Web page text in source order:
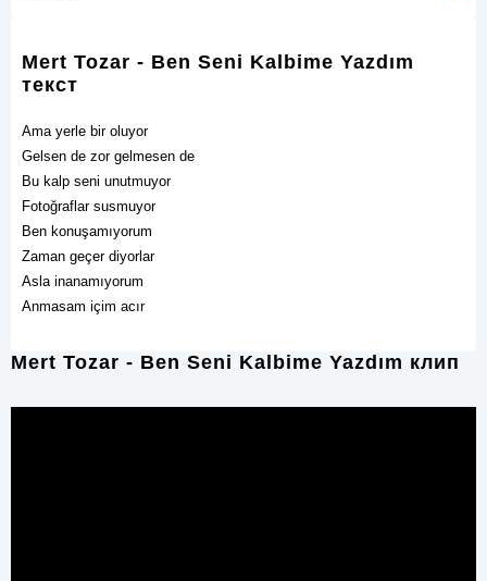
Mert Tozar - Ben Seni Kalbime Yazdım
текст
Ama yerle bir oluyor
Gelsen de zor gelmesen de
Bu kalp seni unutmuyor
Fotoğraflar susmuyor
Ben konuşamıyorum
Zaman geçer diyorlar
Asla inanamıyorum
Anmasam içim acır
Mert Tozar - Ben Seni Kalbime Yazdım клип